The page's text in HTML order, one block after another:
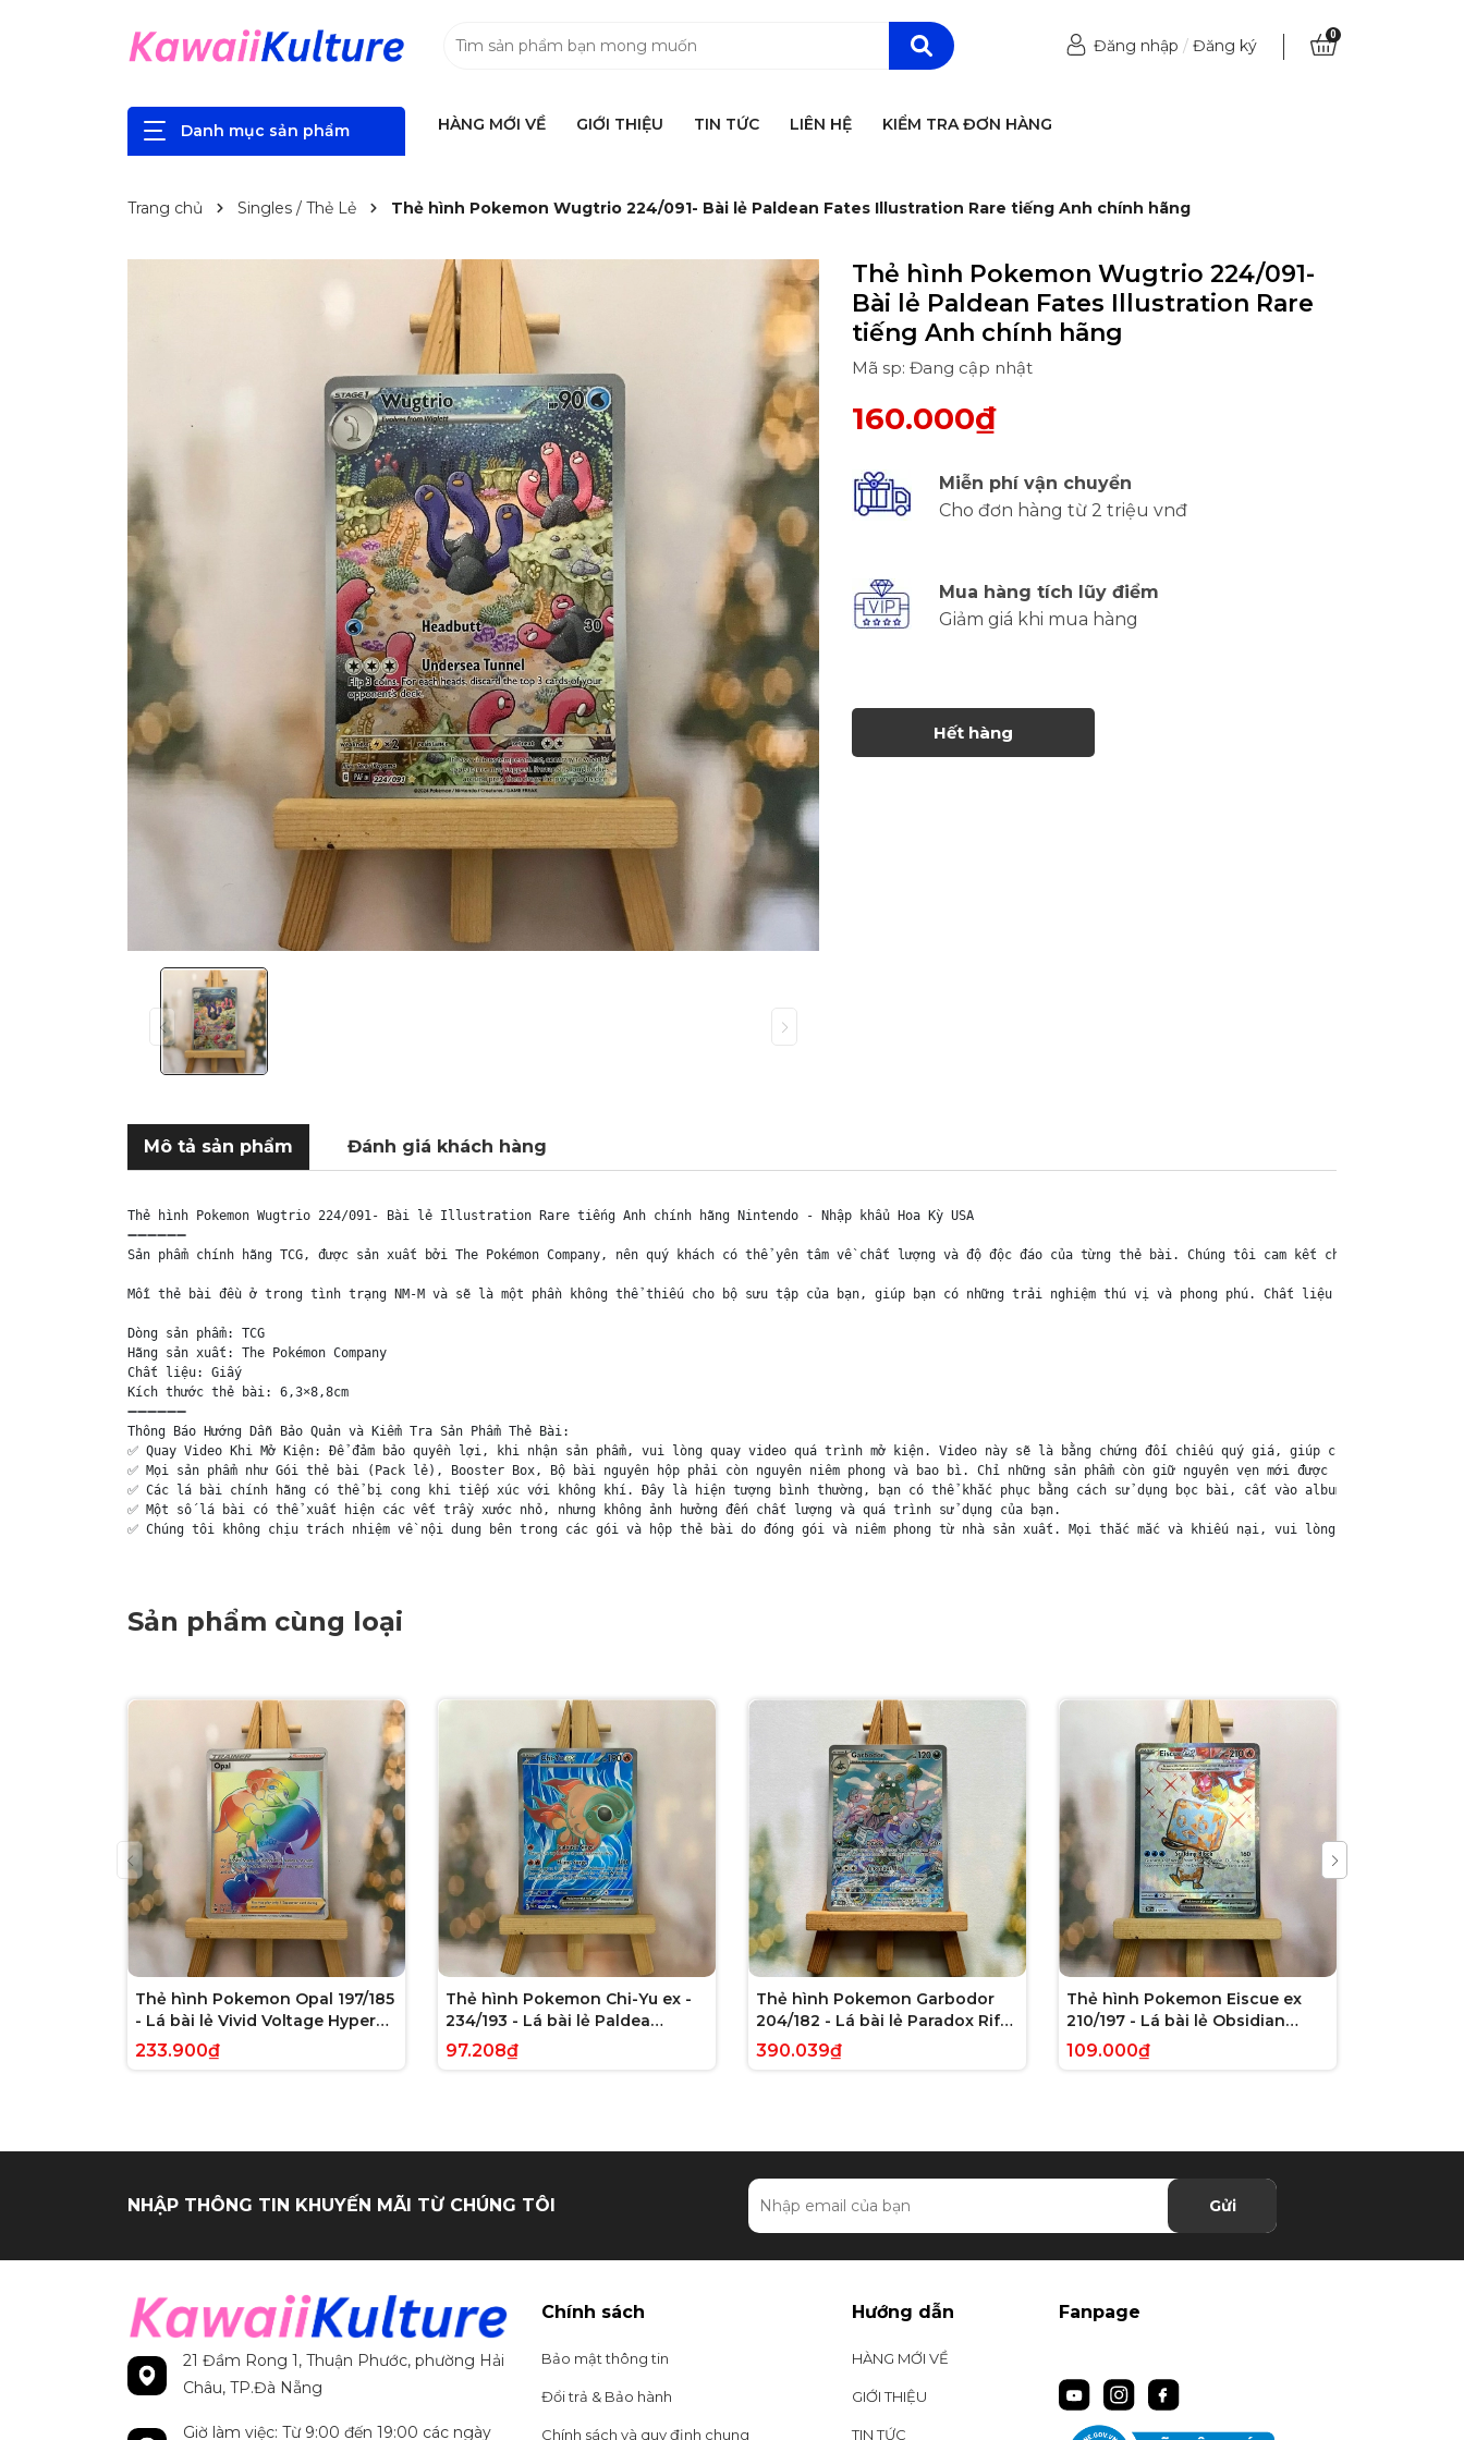
Đăng nhập / Đăng ký
0
Danh mục sản phẩm HÀNG MỚI VỀ GIỚI THIỆU TIN TỨC LIÊN HỆ KIỂM TRA ĐƠN HÀNG
Trang chủ Singles / Thẻ Lẻ Thẻ hình Pokemon Wugtrio 224/091- Bài lẻ Paldean Fates Illustration Rare tiếng Anh chính hãng
Thẻ hình Pokemon Wugtrio 224/091-
Bài lẻ Paldean Fates Illustration Rare
tiếng Anh chính hãng
Mã sp: Đang cập nhật
160.000₫
Miễn phí vận chuyển
Cho đơn hàng từ 2 triệu vnđ
Mua hàng tích lũy điểm
Giảm giá khi mua hàng
Hết hàng
Mô tả sản phẩm Đánh giá khách hàng
Thẻ hình Pokemon Wugtrio 224/091- Bài lẻ Illustration Rare tiếng Anh chính hãng Nintendo - Nhập khẩu Hoa Kỳ USA
➖➖➖➖➖➖
Sản phẩm chính hãng TCG, được sản xuất bởi The Pokémon Company, nên quý khách có thể yên tâm về chất lượng và độ độc đáo của từng thẻ bài. Chúng tôi cam kết chỉ bán hàng
Mỗi thẻ bài đều ở trong tình trạng NM-M và sẽ là một phần không thể thiếu cho bộ sưu tập của bạn, giúp bạn có những trải nghiệm thú vị và phong phú. Chất liệu chính của thẻ
Dòng sản phẩm: TCG
Hãng sản xuất: The Pokémon Company
Chất liệu: Giấy
Kích thước thẻ bài: 6,3×8,8cm
➖➖➖➖➖➖
Thông Báo Hướng Dẫn Bảo Quản và Kiểm Tra Sản Phẩm Thẻ Bài:
✅ Quay Video Khi Mở Kiện: Để đảm bảo quyền lợi, khi nhận sản phẩm, vui lòng quay video quá trình mở kiện. Video này sẽ là bằng chứng đối chiếu quý giá, giúp chúng tôi nhanh
✅ Mọi sản phẩm như Gói thẻ bài (Pack lẻ), Booster Box, Bộ bài nguyên hộp phải còn nguyên niêm phong và bao bì. Chỉ những sản phẩm còn giữ nguyên vẹn mới được chấp nhận đổi
✅ Các lá bài chính hãng có thể bị cong khi tiếp xúc với không khí. Đây là hiện tượng bình thường, bạn có thể khắc phục bằng cách sử dụng bọc bài, cất vào album, hoặc ép giữa
✅ Một số lá bài có thể xuất hiện các vết trầy xước nhỏ, nhưng không ảnh hưởng đến chất lượng và quá trình sử dụng của bạn.
✅ Chúng tôi không chịu trách nhiệm về nội dung bên trong các gói và hộp thẻ bài do đóng gói và niêm phong từ nhà sản xuất. Mọi thắc mắc và khiếu nại, vui lòng liên hệ trực
Sản phẩm cùng loại
Thẻ hình Pokemon Opal 197/185
- Lá bài lẻ Vivid Voltage Hyper
Rare tiếng Anh chính hãng
233.900₫
Thẻ hình Pokemon Chi-Yu ex -
234/193 - Lá bài lẻ Paldea
Evolved Full Art Secret Rare
tiếng Anh chính hãng
97.208₫
Thẻ hình Pokemon Garbodor
204/182 - Lá bài lẻ Paradox Rift
Illustration Rare tiếng Anh chính
390.039₫
Thẻ hình Pokemon Eiscue ex
210/197 - Lá bài lẻ Obsidian
Flames Full Art Secret Rare
tiếng Anh chính hãng
109.000₫
NHẬP THÔNG TIN KHUYẾN MÃI TỪ CHÚNG TÔI Gửi
21 Đầm Rong 1, Thuận Phước, phường Hải
Châu, TP.Đà Nẵng
Giờ làm việc: Từ 9:00 đến 19:00 các ngày
Chính sách
Bảo mật thông tin
Đổi trả & Bảo hành
Chính sách và quy định chung
Hướng dẫn
HÀNG MỚI VỀ
GIỚI THIỆU
TIN TỨC
Fanpage